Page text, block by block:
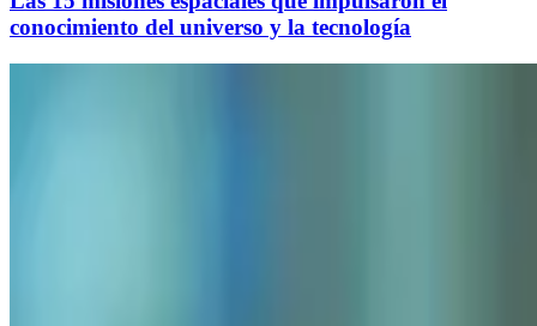
conocimiento del universo y la tecnología